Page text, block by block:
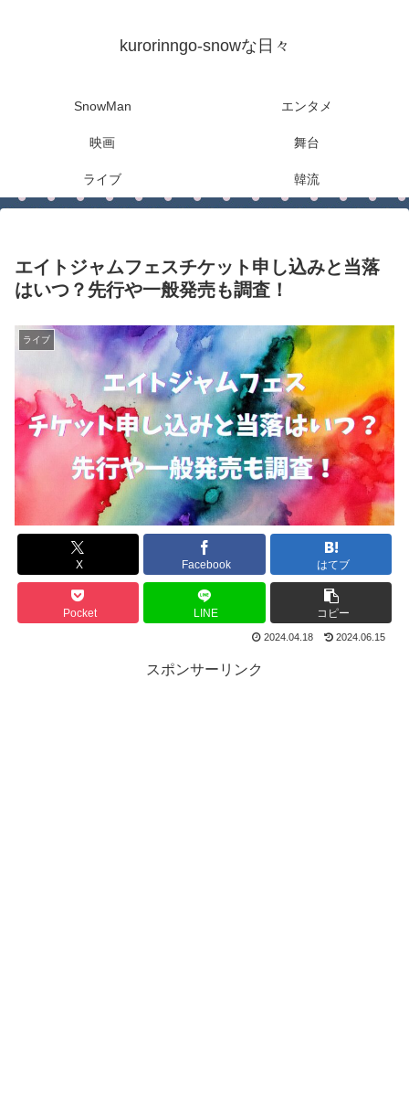
kurorinngo-snowな日々
SnowMan エンタメ
映画 舞台
ライブ 韓流
エイトジャムフェスチケット申し込みと当落
はいつ？先行や一般発売も調査！
ライブ
X Facebook はてブ
Pocket LINE コピー
2024.04.18 2024.06.15
スポンサーリンク